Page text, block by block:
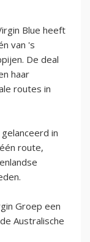
Blue heeft
van 's
De deal
haar
routes in
in
route,
Groep een
Australische